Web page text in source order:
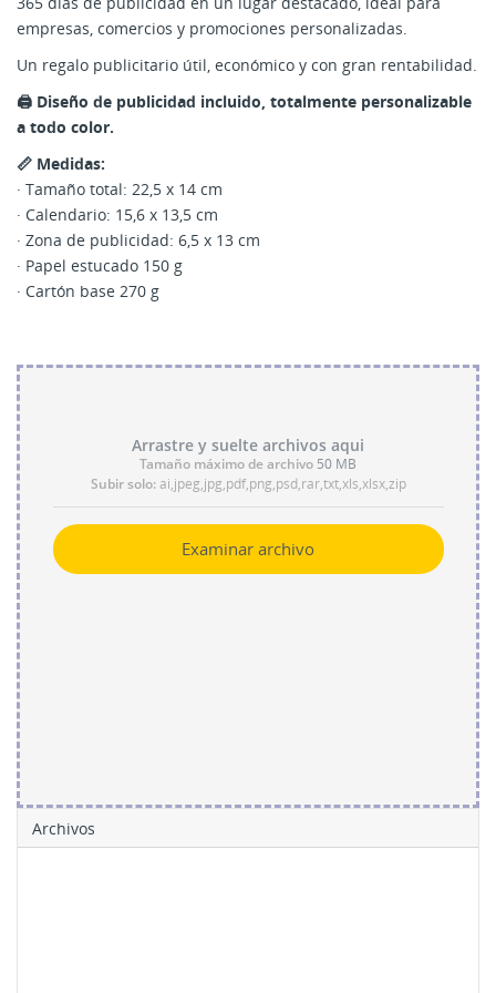
empresas, comercios y promociones personalizadas.
Un regalo publicitario útil, económico y con gran rentabilidad.
🖨️ Diseño de publicidad incluido, totalmente personalizable
a todo color.
📏 Medidas:
· Tamaño total: 22,5 x 14 cm
· Calendario: 15,6 x 13,5 cm
· Zona de publicidad: 6,5 x 13 cm
· Papel estucado 150 g
· Cartón base 270 g
Arrastre y suelte archivos aqui
Tamaño máximo de archivo 50 MB
Subir solo:ai,jpeg,jpg,pdf,png,psd,rar,txt,xls,xlsx,zip
Examinar archivo
Archivos